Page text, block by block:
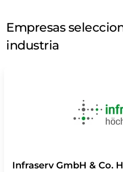
Empresas
industria
Infraserv GmbH & Co.